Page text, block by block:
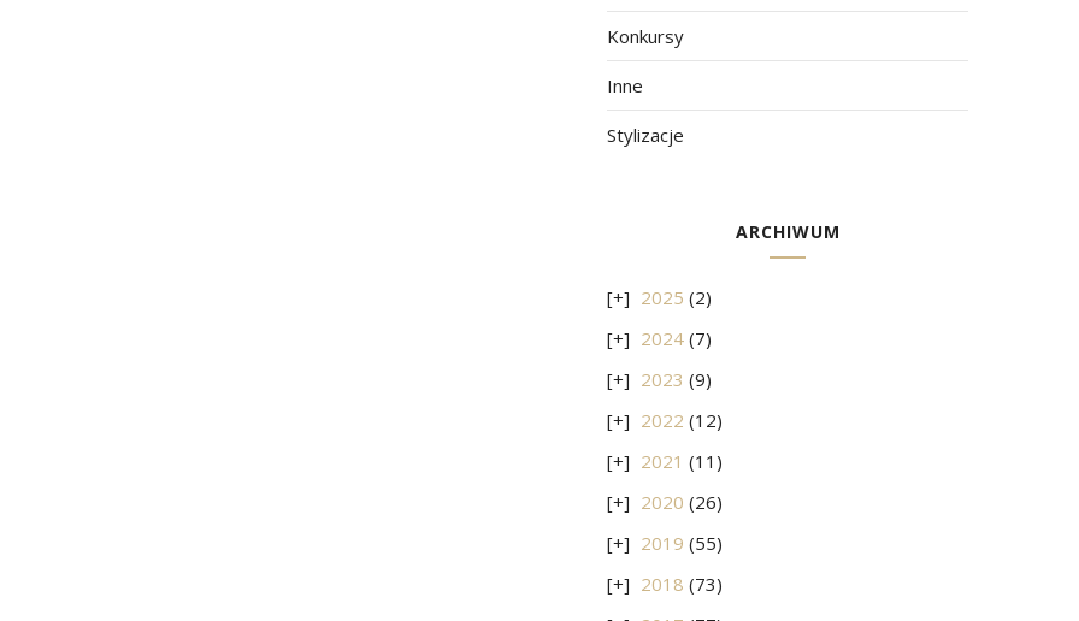
Konkursy
Inne
Stylizacje
ARCHIWUM
2025 (2)
2024 (7)
2023 (9)
2022 (12)
2021 (11)
2020 (26)
2019 (55)
2018 (73)